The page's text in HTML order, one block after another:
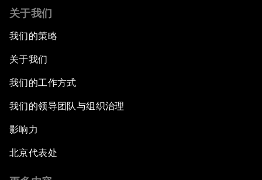
关于我们
我们的策略
关于我们
我们的工作方式
我们的领导团队与组织治理
影响力
北京代表处